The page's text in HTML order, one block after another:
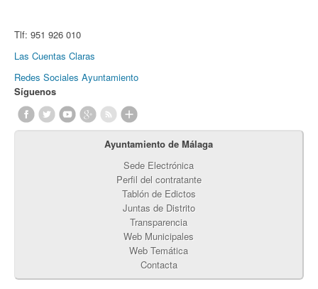
Tlf: 951 926 010
Las Cuentas Claras
Redes Sociales Ayuntamiento
Síguenos
Ayuntamiento de Málaga
Sede Electrónica
Perfil del contratante
Tablón de Edictos
Juntas de Distrito
Transparencia
Web Municipales
Web Temática
Contacta